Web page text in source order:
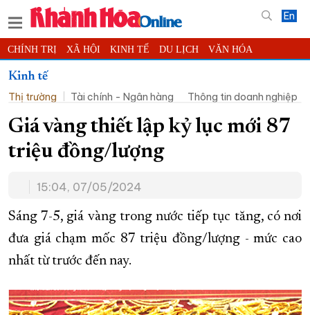
En
CHÍNH TRỊ XÃ HỘI KINH TẾ DU LỊCH VĂN HÓA
THỂ THAO
KHOA HỌC - CÔNG NGHỆ PHÁP LUẬT BẠN ĐỌC PHÓNG SỰ
THẾ GIỚI MULTIMEDIA VIDEO ĐỌC BÁO ONLINE
PODCAST THÔNG TIN - QUẢNG CÁO
TRƯỜNG SA BIỂN ĐẢO QUÊ HƯƠNG
CHUNG TAY CẢI CÁCH HÀNH CHÍNH
XÂY DỰNG NÔNG THÔN MỚI LỊCH CẮT ĐIỆN
TÀU - XE - MÁY BAY
KHOẢNH KHẮC ĐẸP XỨ TRẦM
Kinh tế
Thị trường
Tài chính - Ngân hàng Thông tin doanh nghiệp
Giá vàng thiết lập kỷ lục mới 87
triệu đồng/lượng
15:04, 07/05/2024
Sáng 7-5, giá vàng trong nước tiếp tục tăng, có nơi
đưa giá chạm mốc 87 triệu đồng/lượng - mức cao
nhất từ trước đến nay.